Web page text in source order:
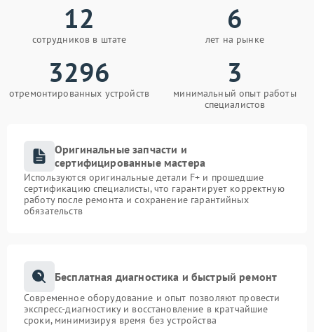
12
сотрудников в штате
6
лет на рынке
3296
отремонтированных устройств
3
минимальный опыт работы
специалистов
Оригинальные запчасти и
сертифицированные мастера
Используются оригинальные детали F+ и прошедшие
сертификацию специалисты, что гарантирует корректную
работу после ремонта и сохранение гарантийных
обязательств
Бесплатная диагностика и быстрый ремонт
Современное оборудование и опыт позволяют провести
экспресс-диагностику и восстановление в кратчайшие
сроки, минимизируя время без устройства